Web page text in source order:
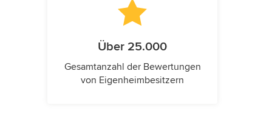
Über 25.000
Gesamtanzahl der Bewertungen
von Eigenheimbesitzern